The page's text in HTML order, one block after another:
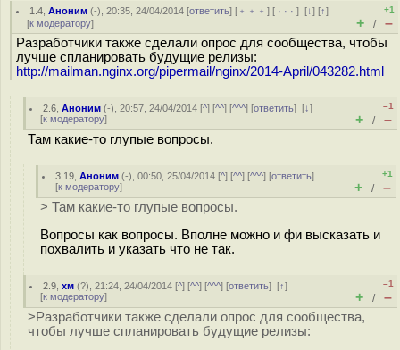
1.4 ,Аноним (-), 20:35, 24/04/2014 [ответить] [ ﹢﹢﹢] [ · · ·][↓] [↑]
[к модератору]
+1
+ / –
Разработчики также сделали опрос для сообщества, чтобы
лучше спланировать будущие релизы:
http://mailman.nginx.org/pipermail/nginx/2014-April/043282.html
2.6 ,Аноним (-), 20:57, 24/04/2014 [^] [^^] [^^^] [ответить][↓]
[к модератору]
–1
+ / –
Там какие-то глупые вопросы.
3.19 ,Аноним (-), 00:50, 25/04/2014 [^] [^^] [^^^] [ответить]
[к модератору]
+1
+ / –
> Там какие-то глупые вопросы.
Вопросы как вопросы. Вполне можно и фи высказать и
похвалить и указать что не так.
2.9 ,хм (?), 21:24, 24/04/2014 [^] [^^] [^^^] [ответить][↑]
[к модератору]
–1
+ / –
>Разработчики также сделали опрос для сообщества,
чтобы лучше спланировать будущие релизы: